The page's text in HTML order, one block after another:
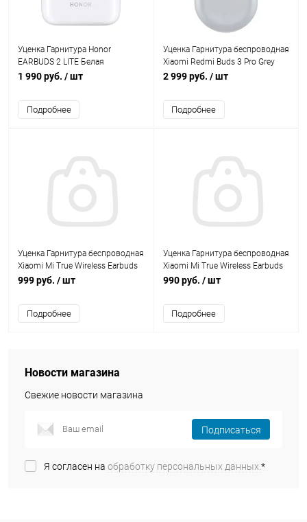
Уценка Гарнитура Honor
EARBUDS 2 LITE Белая
1 990 руб. / шт
Подробнее
Уценка Гарнитура беспроводная
Xiaomi Redmi Buds 3 Pro Grey
2 999 руб. / шт
Подробнее
Уценка Гарнитура беспроводная
Xiaomi Mi True Wireless Earbuds
999 руб. / шт
Подробнее
Уценка Гарнитура беспроводная
Xiaomi Mi True Wireless Earbuds
Basic 2(BHR4272GL)
990 руб. / шт
Подробнее
Новости магазина
Свежие новости магазина
Подписаться
Я согласен на обработку персональных данных.*